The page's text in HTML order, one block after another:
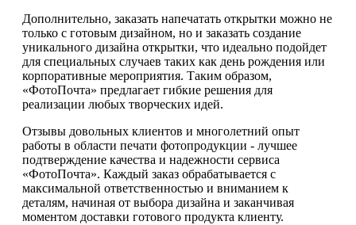
Дополнительно, заказать напечатать открытки можно не
только с готовым дизайном, но и заказать создание
уникального дизайна открытки, что идеально подойдет
для специальных случаев таких как день рождения или
корпоративные мероприятия. Таким образом,
«ФотоПочта» предлагает гибкие решения для
реализации любых творческих идей.
Отзывы довольных клиентов и многолетний опыт
работы в области печати фотопродукции - лучшее
подтверждение качества и надежности сервиса
«ФотоПочта». Каждый заказ обрабатывается с
максимальной ответственностью и вниманием к
деталям, начиная от выбора дизайна и заканчивая
моментом доставки готового продукта клиенту.